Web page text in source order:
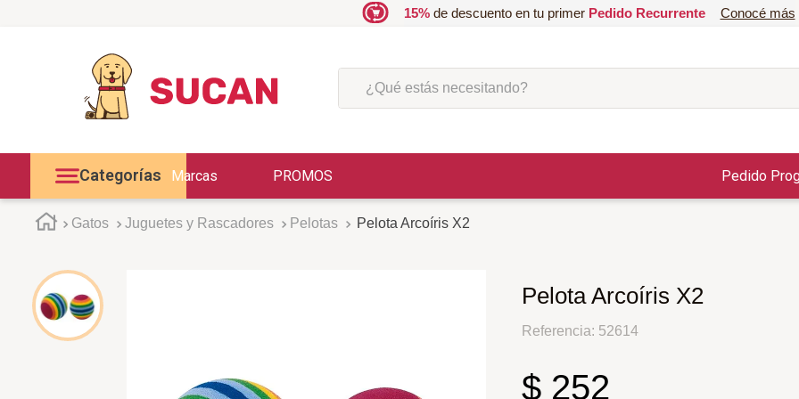
15%de descuento en tu primer Pedido Recurrente Conocé más
¿Qué estás necesitando?
Categorías Marcas PROMOS Pedido
Gatos Juguetes y Rascadores Pelotas Pelota Arcoíris X2
Pelota Arcoíris X2
Referencia: 52614
$ 252